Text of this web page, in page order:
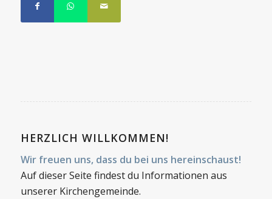
HERZLICH WILLKOMMEN!
Wir freuen uns, dass du bei uns hereinschaust!
Auf dieser Seite findest du Informationen aus
unserer Kirchengemeinde.